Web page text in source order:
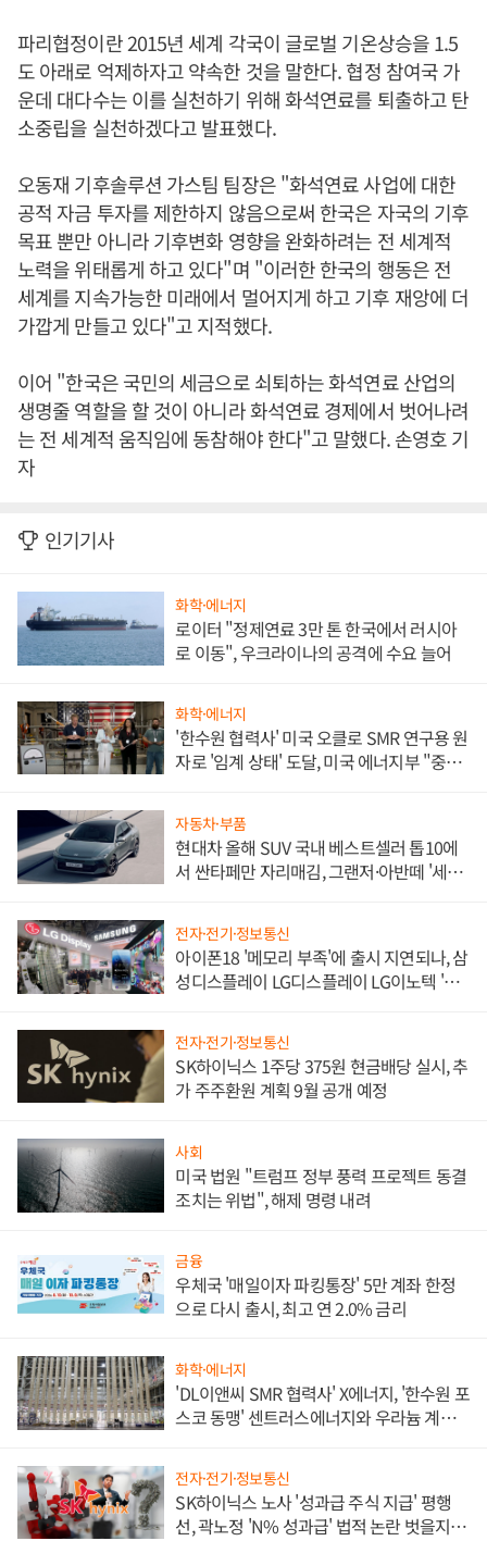
파리협정이란 2015년 세계 각국이 글로벌 기온상승을 1.5
도 아래로 억제하자고 약속한 것을 말한다. 협정 참여국 가
운데 대다수는 이를 실천하기 위해 화석연료를 퇴출하고 탄
소중립을 실천하겠다고 발표했다.
오동재 기후솔루션 가스팀 팀장은 "화석연료 사업에 대한
공적 자금 투자를 제한하지 않음으로써 한국은 자국의 기후
목표 뿐만 아니라 기후변화 영향을 완화하려는 전 세계적
노력을 위태롭게 하고 있다"며 "이러한 한국의 행동은 전
세계를 지속가능한 미래에서 멀어지게 하고 기후 재앙에 더
가깝게 만들고 있다"고 지적했다.
이어 "한국은 국민의 세금으로 쇠퇴하는 화석연료 산업의
생명줄 역할을 할 것이 아니라 화석연료 경제에서 벗어나려
는 전 세계적 움직임에 동참해야 한다"고 말했다. 손영호 기
자
인기기사
화학·에너지
로이터 "정제연료 3만 톤 한국에서 러시아
로 이동", 우크라이나의 공격에 수요 늘어
화학·에너지
'한수원 협력사' 미국 오클로 SMR 연구용 원
자로 '임계 상태' 도달, 미국 에너지부 "중요
자동차·부품
현대차 올해 SUV 국내 베스트셀러 톱10에
서 싼타페만 자리매김, 그랜저·아반떼 '세단
전자·전기·정보통신
아이폰18 '메모리 부족'에 출시 지연되나, 삼
성디스플레이 LG디스플레이 LG이노텍 '탈
전자·전기·정보통신
SK하이닉스 1주당 375원 현금배당 실시, 추
가 주주환원 계획 9월 공개 예정
사회
미국 법원 "트럼프 정부 풍력 프로젝트 동결
조치는 위법", 해제 명령 내려
금융
우체국 '매일이자 파킹통장' 5만 계좌 한정
으로 다시 출시, 최고 연 2.0% 금리
화학·에너지
'DL이앤씨 SMR 협력사' X에너지, '한수원 포
스코 동맹' 센트러스에너지와 우라늄 계약
전자·전기·정보통신
SK하이닉스 노사 '성과급 주식 지급' 평행
선, 곽노정 'N% 성과급' 법적 논란 벗을지 주